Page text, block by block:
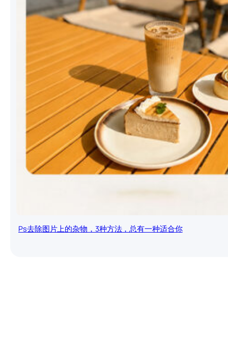
Ps去除图片上的杂物，3种方法，总有一种适合你